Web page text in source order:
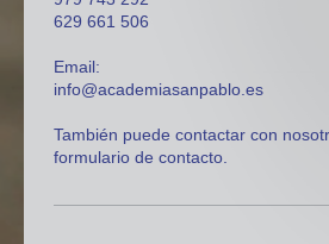
629 661 506
Email:
info@academiasanpablo.es
También puede contactar con
formulario de contacto.